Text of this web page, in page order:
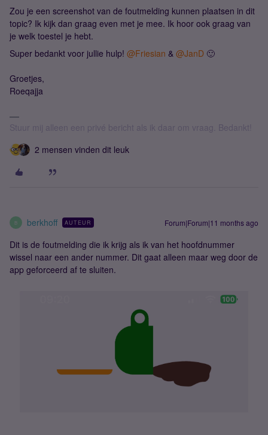
Zou je een screenshot van de foutmelding kunnen plaatsen in dit
topic? Ik kijk dan graag even met je mee. Ik hoor ook graag van
je welk toestel je hebt.
Super bedankt voor jullie hulp! ​ @Friesian & ​ @JanD 🙂
Groetjes,
Roeqajja
Stuur mij alleen een privé bericht als ik daar om vraag. Bedankt!
2 mensen vinden dit leuk
B berkhoff AUTEUR Forum|Forum|11 months ago
Dit is de foutmelding die ik krijg als ik van het hoofdnummer
wissel naar een ander nummer. Dit gaat alleen maar weg door de
app geforceerd af te sluiten.